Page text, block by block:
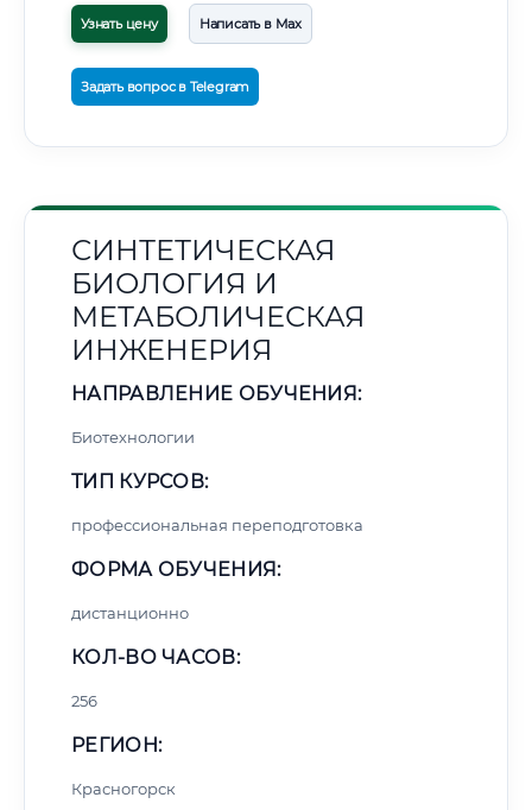
Узнать цену Написать в Max
Задать вопрос в Telegram
СИНТЕТИЧЕСКАЯ
БИОЛОГИЯ И
МЕТАБОЛИЧЕСКАЯ
ИНЖЕНЕРИЯ
НАПРАВЛЕНИЕ ОБУЧЕНИЯ:
Биотехнологии
ТИП КУРСОВ:
профессиональная переподготовка
ФОРМА ОБУЧЕНИЯ:
дистанционно
КОЛ-ВО ЧАСОВ:
256
РЕГИОН:
Красногорск